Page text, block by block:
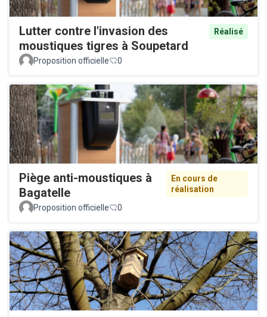
Lutter contre l'invasion des
moustiques tigres à Soupetard
Réalisé
Proposition officielle 0
Piège anti-moustiques à
Bagatelle
En cours de
réalisation
Proposition officielle
0